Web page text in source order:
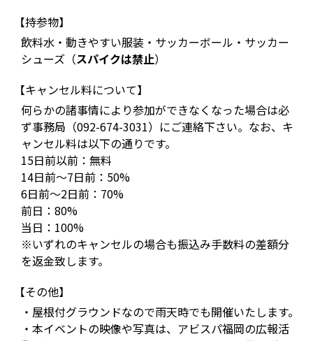
【持参物】
飲料水・動きやすい服装・サッカーボール・サッカー
シューズ（スパイクは禁止）
【キャンセル料について】
何らかの諸事情により参加ができなくなった場合は必
ず事務局（092-674-3031）にご連絡下さい。なお、キ
ャンセル料は以下の通りです。
15日前以前：無料
14日前～7日前：50%
6日前～2日前：70%
前日：80%
当日：100%
※いずれのキャンセルの場合も振込み手数料の差額分
を返金致します。
【その他】
・屋根付グラウンドなので雨天時でも開催いたします。
・本イベントの映像や写真は、アビスパ福岡の広報活